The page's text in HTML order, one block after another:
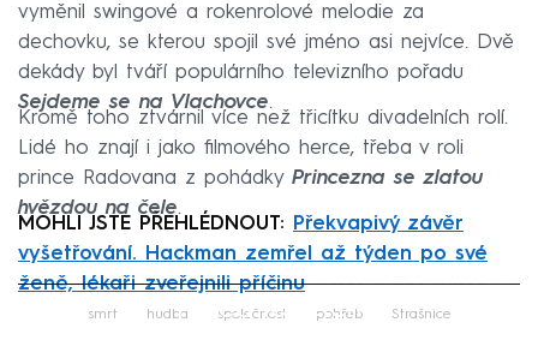
vyměnil swingové a rokenrolové melodie za
dechovku, se kterou spojil své jméno asi nejvíce. Dvě
dekády byl tváří populárního televizního pořadu
Sejdeme se na Vlachovce.
Kromě toho ztvárnil více než třicítku divadelních rolí.
Lidé ho znají i jako filmového herce, třeba v roli
prince Radovana z pohádky Princezna se zlatou
hvězdou na čele.
MOHLI JSTE PŘEHLÉDNOUT:
Překvapivý závěr
vyšetřování. Hackman zemřel až týden po své
ženě, lékaři zveřejnili příčinu
Failed to fetch
smrt hudba společnost pohřeb Strašnice